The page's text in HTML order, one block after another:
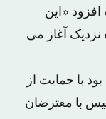
«این
نزدیک آغاز می
با حمایت از
با معترضان